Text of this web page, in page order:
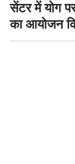
सेंटर में योग
का आयोजन